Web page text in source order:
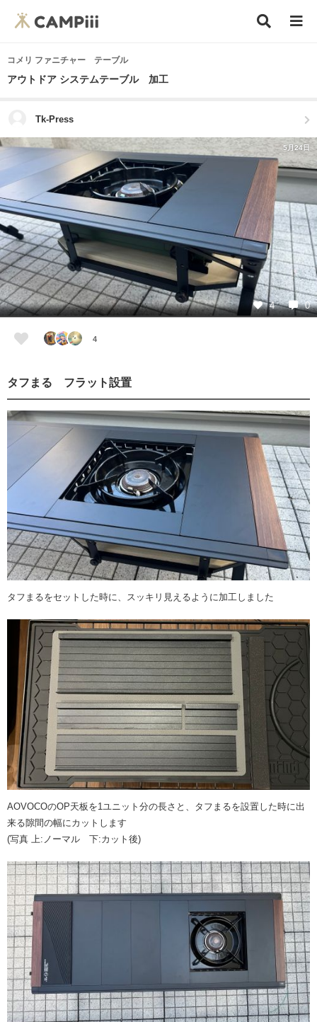
コメリ ファニチャー テーブル
アウトドア システムテーブル 加工
Tk-Press
5月24日
4 0
4
タフまる フラット設置
タフまるをセットした時に、スッキリ見えるように加工しました
AOVOCOのOP天板を1ユニット分の長さと、タフまるを設置した時に出
来る隙間の幅にカットします
(写真 上:ノーマル 下:カット後)